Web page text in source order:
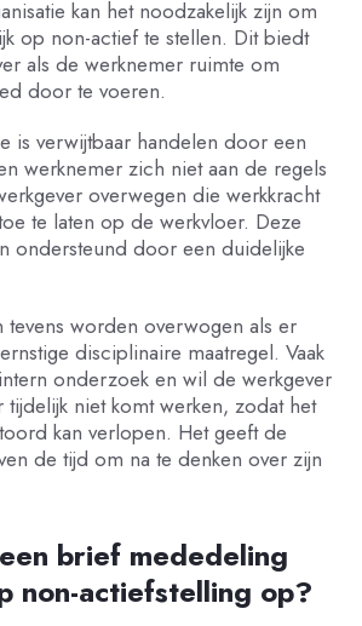
kan het noodzakelijk zijn om
op non-actief te stellen. Dit biedt
als de werknemer ruimte om
door te voeren.
is verwijtbaar handelen door een
werknemer zich niet aan de regels
overwegen die werkkracht
te laten op de werkvloer. Deze
ondersteund door een duidelijke
tevens worden overwogen als er
disciplinaire maatregel. Vaak
onderzoek en wil de werkgever
niet komt werken, zodat het
kan verlopen. Het geeft de
de tijd om na te denken over zijn
brief mededeling
non-actiefstelling op?